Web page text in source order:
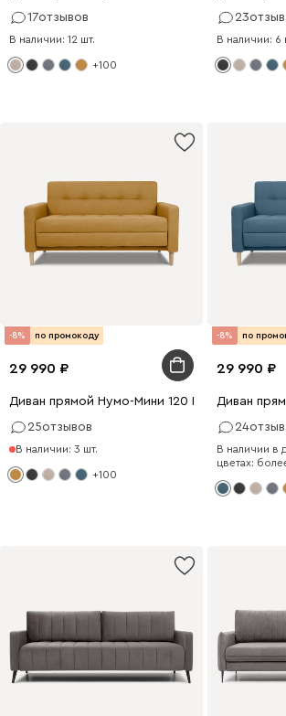
17отзывов
В наличии: 12 шт.
+100
23
В наличии: 6
-8% по промокоду
29 990
Диван прямой Нумо-Мини 120 Рогожка
25отзывов
В наличии: 3 шт.
+100
-8% по
29 990
Диван
24
В наличии в
цветах: